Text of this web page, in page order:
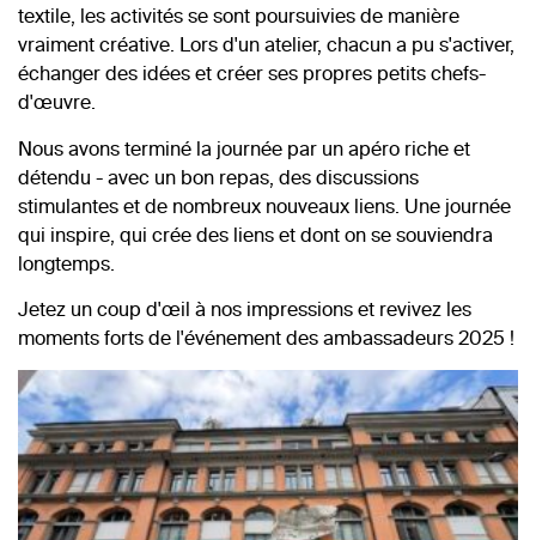
textile, les activités se sont poursuivies de manière
vraiment créative. Lors d'un atelier, chacun a pu s'activer,
échanger des idées et créer ses propres petits chefs-
d'œuvre.
Nous avons terminé la journée par un apéro riche et
détendu - avec un bon repas, des discussions
stimulantes et de nombreux nouveaux liens. Une journée
qui inspire, qui crée des liens et dont on se souviendra
longtemps.
Jetez un coup d'œil à nos impressions et revivez les
moments forts de l'événement des ambassadeurs 2025 !